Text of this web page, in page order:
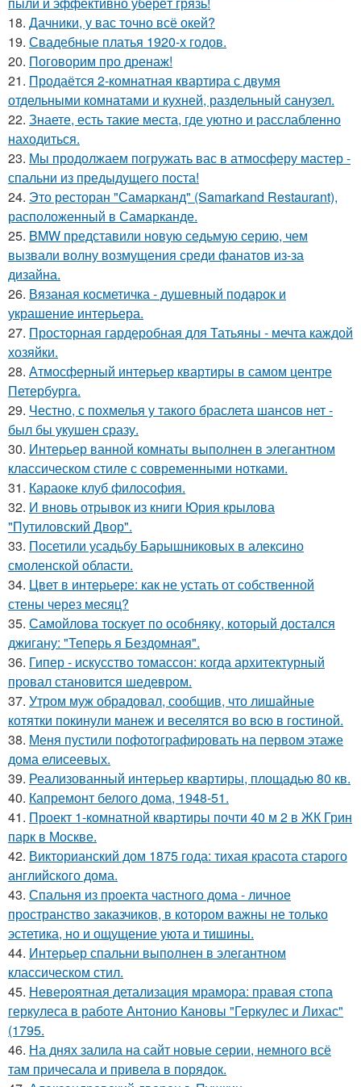
18. Дачники, у вас точно всё окей?
19. Свадебные платья 1920-х годов.
20. Поговорим про дренаж!
21. Продаётся 2-комнатная квартира с двумя
отдельными комнатами и кухней, раздельный санузел.
22. Знаете, есть такие места, где уютно и расслабленно
находиться.
23. Мы продолжаем погружать вас в атмосферу мастер -
спальни из предыдущего поста!
24. Это ресторан "Самарканд" (Samarkand Restaurant),
расположенный в Самарканде.
25. BMW представили новую седьмую серию, чем
вызвали волну возмущения среди фанатов из-за
дизайна.
26. Вязаная косметичка - душевный подарок и
украшение интерьера.
27. Просторная гардеробная для Татьяны - мечта каждой
хозяйки.
28. Атмосферный интерьер квартиры в самом центре
Петербурга.
29. Честно, с похмелья у такого браслета шансов нет -
был бы укушен сразу.
30. Интерьер ванной комнаты выполнен в элегантном
классическом стиле с современными нотками.
31. Караоке клуб философия.
32. И вновь отрывок из книги Юрия крылова
"Путиловский Двор".
33. Посетили усадьбу Барышниковых в алексино
смоленской области.
34. Цвет в интерьере: как не устать от собственной
стены через месяц?
35. Самойлова тоскует по особняку, который достался
джигану: "Теперь я Бездомная".
36. Гипер - искусство томассон: когда архитектурный
провал становится шедевром.
37. Утром муж обрадовал, сообщив, что лишайные
котятки покинули манеж и веселятся во всю в гостиной.
38. Меня пустили пофотографировать на первом этаже
дома елисеевых.
39. Реализованный интерьер квартиры, площадью 80 кв.
40. Капремонт белого дома, 1948-51.
41. Проект 1-комнатной квартиры почти 40 м 2 в ЖК Грин
парк в Москве.
42. Викторианский дом 1875 года: тихая красота старого
английского дома.
43. Спальня из проекта частного дома - личное
пространство заказчиков, в котором важны не только
эстетика, но и ощущение уюта и тишины.
44. Интерьер спальни выполнен в элегантном
классическом стил.
45. Невероятная детализация мрамора: правая стопа
геркулеса в работе Антонио Кановы "Геркулес и Лихас"
(1795.
46. На днях залила на сайт новые серии, немного всё
там причесала и привела в порядок.